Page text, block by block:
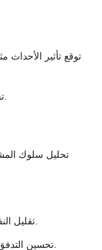
توقع تأثير الأحداث
تقديم توصيات عملية لتقليل التعرض للمخاطر.
تقليل النفايات عن طريق تقليل المخزون غير المباشر.
تحسين التدفق النقدي عن طريق تجنب الإفراط في الإنتاج.